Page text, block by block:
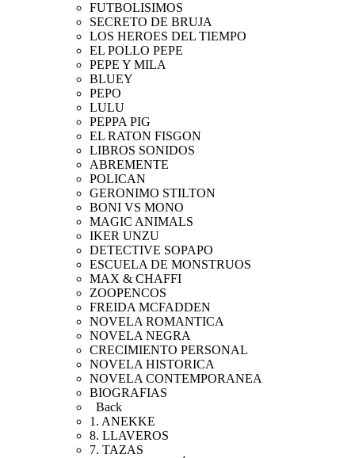
FUTBOLISIMOS
SECRETO DE BRUJA
LOS HEROES DEL TIEMPO
EL POLLO PEPE
PEPE Y MILA
BLUEY
PEPO
LULU
PEPPA PIG
EL RATON FISGON
LIBROS SONIDOS
ABREMENTE
POLICAN
GERONIMO STILTON
BONI VS MONO
MAGIC ANIMALS
IKER UNZU
DETECTIVE SOPAPO
ESCUELA DE MONSTRUOS
MAX & CHAFFI
ZOOPENCOS
FREIDA MCFADDEN
NOVELA ROMANTICA
NOVELA NEGRA
CRECIMIENTO PERSONAL
NOVELA HISTORICA
NOVELA CONTEMPORANEA
BIOGRAFIAS
Back
1. ANEKKE
8. LLAVEROS
7. TAZAS